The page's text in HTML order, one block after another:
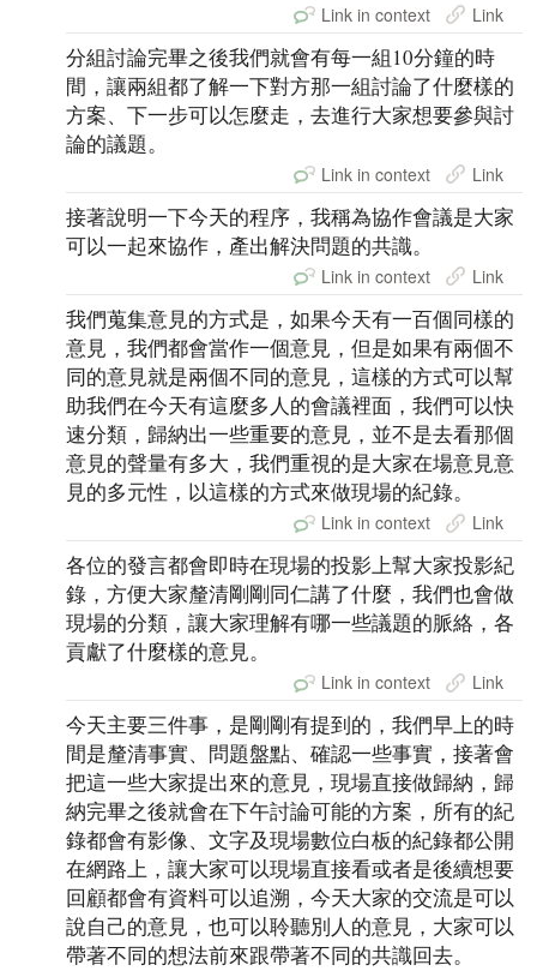
Link in context Link
分組討論完畢之後我們就會有每一組10分鐘的時
間，讓兩組都了解一下對方那一組討論了什麼樣的
方案、下一步可以怎麼走，去進行大家想要參與討
論的議題。
Link in context Link
接著說明一下今天的程序，我稱為協作會議是大家
可以一起來協作，產出解決問題的共識。
Link in context Link
我們蒐集意見的方式是，如果今天有一百個同樣的
意見，我們都會當作一個意見，但是如果有兩個不
同的意見就是兩個不同的意見，這樣的方式可以幫
助我們在今天有這麼多人的會議裡面，我們可以快
速分類，歸納出一些重要的意見，並不是去看那個
意見的聲量有多大，我們重視的是大家在場意見意
見的多元性，以這樣的方式來做現場的紀錄。
Link in context Link
各位的發言都會即時在現場的投影上幫大家投影紀
錄，方便大家釐清剛剛同仁講了什麼，我們也會做
現場的分類，讓大家理解有哪一些議題的脈絡，各
貢獻了什麼樣的意見。
Link in context Link
今天主要三件事，是剛剛有提到的，我們早上的時
間是釐清事實、問題盤點、確認一些事實，接著會
把這一些大家提出來的意見，現場直接做歸納，歸
納完畢之後就會在下午討論可能的方案，所有的紀
錄都會有影像、文字及現場數位白板的紀錄都公開
在網路上，讓大家可以現場直接看或者是後續想要
回顧都會有資料可以追溯，今天大家的交流是可以
說自己的意見，也可以聆聽別人的意見，大家可以
帶著不同的想法前來跟帶著不同的共識回去。